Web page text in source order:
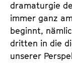
dramaturgie
immer ganz
beginnt,
dritten in die
unserer